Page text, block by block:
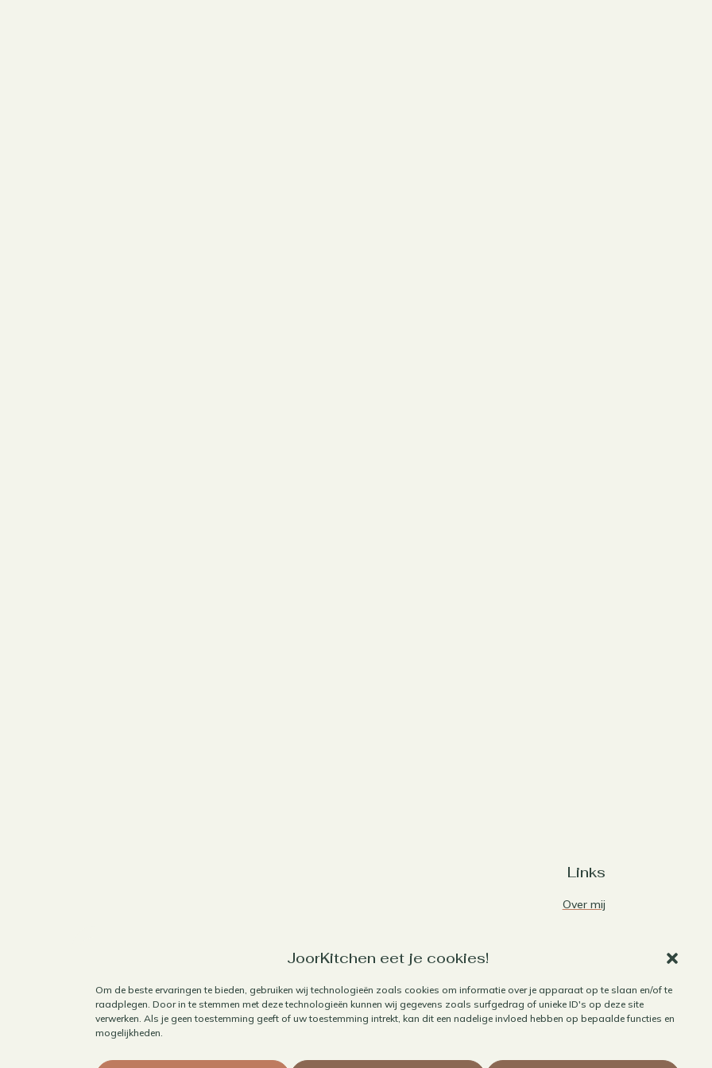
JoorKitchen eet je cookies!
Om de beste ervaringen te bieden, gebruiken wij technologieën zoals cookies om informatie over je apparaat op te slaan en/of te
raadplegen. Door in te stemmen met deze technologieën kunnen wij gegevens zoals surfgedrag of unieke ID's op deze site
verwerken. Als je geen toestemming geeft of uw toestemming intrekt, kan dit een nadelige invloed hebben op bepaalde functies en
mogelijkheden.
Links
Over mij
Algemene voorwaarden
Cookiebeleid